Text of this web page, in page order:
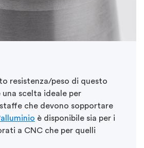
resistenza/peso di questo
scelta ideale per
che devono sopportare
è disponibile sia per i
a CNC che per quelli